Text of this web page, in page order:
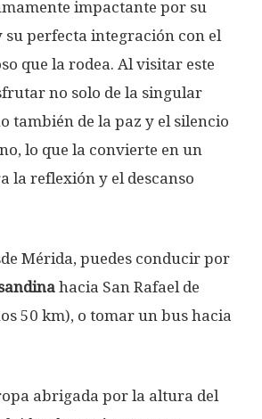
impactante por su
su perfecta integración con el
que la rodea. Al visitar este
no solo de la singular
también de la paz y el silencio
lo que la convierte en un
la reflexión y el descanso
Mérida, puedes conducir por
hacia San Rafael de
50 km), o tomar un bus hacia
abrigada por la altura del